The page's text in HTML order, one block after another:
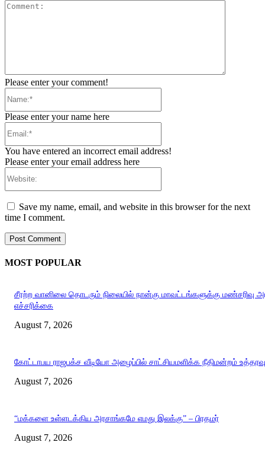
Please enter your comment!
Please enter your name here
You have entered an incorrect email address!
Please enter your email address here
Save my name, email, and website in this browser for the next
time I comment.
MOST POPULAR
சீரற்ற வானிலை தொடரும் நிலையில் நான்கு மாவட்டங்களுக்கு மண்சரிவு
எச்சரிக்கை
August 7, 2026
கோட்டாபய ராஜபக்ச வீடியோ அழைப்பில் சாட்சியமளிக்க நீதிமன்றம் உத்தரவு
August 7, 2026
“மக்களை உள்ளடக்கிய அரசாங்கமே எமது இலக்கு” – பிரதமர்
August 7, 2026